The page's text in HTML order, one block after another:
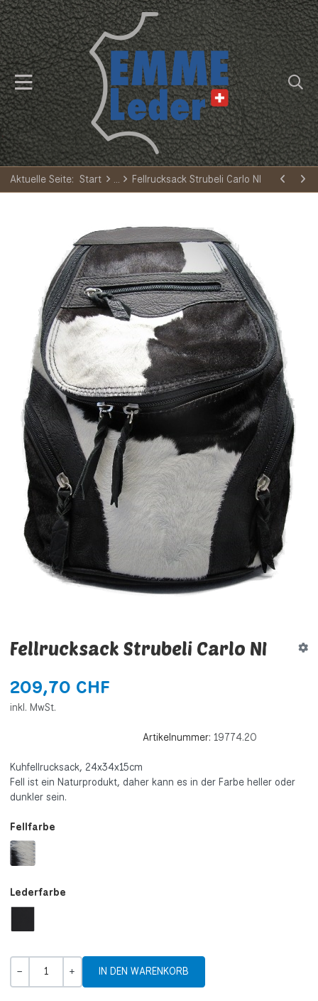
Aktuelle Seite: Start Fellrucksack Strubeli Carlo NI
Fellrucksack Strubeli Carlo NI
209,70 CHF
inkl. MwSt.
Artikelnummer: 19774.20
Kuhfellrucksack, 24x34x15cm
Fell ist ein Naturprodukt, daher kann es in der Farbe heller oder
dunkler sein.
Fellfarbe
Lederfarbe